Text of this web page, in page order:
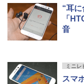
“耳
「
音
ミニレ
スマ